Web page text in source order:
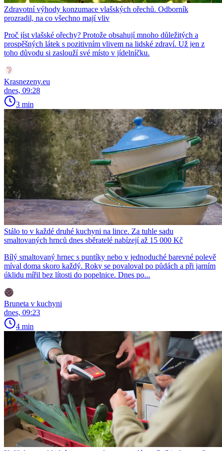
Zdravotní výhody konzumace vlašských ořechů. Odborník
prozradil, na co všechno mají vliv
Proč jíst vlašské ořechy? Protože obsahují mnoho důležitých a
prospěšných látek s pozitivním vlivem na lidské zdraví. Už jen z
toho důvodu si zaslouží své místo v jídelníčku.
Krasnezeny.eu
dnes, 09:28
3 min
Stálo to v každé druhé kuchyni na lince. Za tuhle sadu
smaltovaných hrnců dnes sběratelé nabízejí až 15 000 Kč
Bílý smaltovaný hrnec s puntíky nebo v jednoduché barevné polevě
míval doma skoro každý. Roky se povaloval po půdách a při jarním
úklidu mířil bez lítosti do popelnice. Dnes po...
Bruneta v kuchyni
dnes, 09:23
4 min